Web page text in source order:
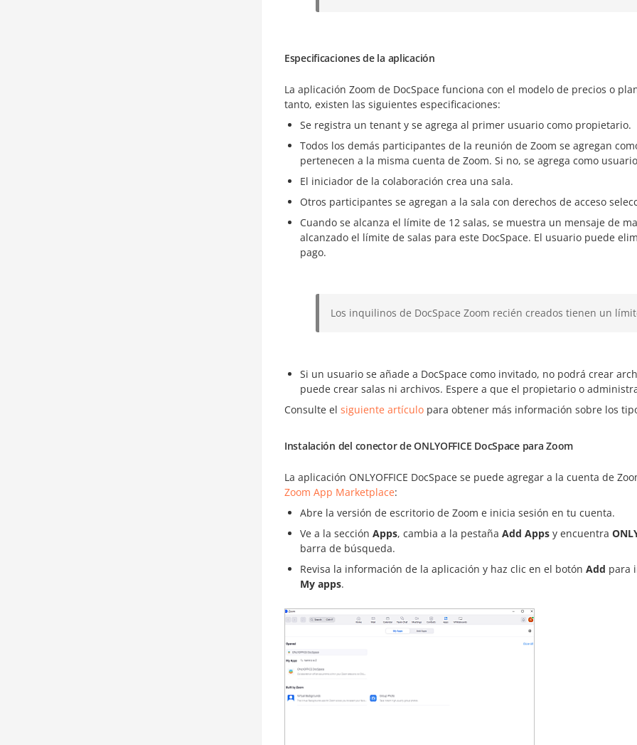
Especificaciones de la aplicación
La aplicación Zoom de DocSpace funciona con el modelo de precios o
tanto, existen las siguientes especificaciones:
Se registra un tenant y se agrega al primer usuario como propietario.
Todos los demás participantes de la reunión de Zoom se agregan
pertenecen a la misma cuenta de Zoom. Si no, se agrega como
El iniciador de la colaboración crea una sala.
Otros participantes se agregan a la sala con derechos de acceso
Cuando se alcanza el límite de 12 salas, se muestra un mensaje de
alcanzado el límite de salas para este DocSpace. El usuario puede
pago.
Los inquilinos de DocSpace Zoom recién creados tienen un
Si un usuario se añade a DocSpace como invitado, no podrá crear
puede crear salas ni archivos. Espere a que el propietario o
Consulte el siguiente artículo para obtener más información sobre los
Instalación del conector de ONLYOFFICE DocSpace para Zoom
La aplicación ONLYOFFICE DocSpace se puede agregar a la cuenta de
Zoom App Marketplace:
Abre la versión de escritorio de Zoom e inicia sesión en tu cuenta.
Ve a la sección Apps, cambia a la pestaña Add Apps y encuentra
barra de búsqueda.
Revisa la información de la aplicación y haz clic en el botón Add para
My apps.